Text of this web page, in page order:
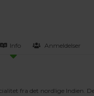
Info Anmeldelser
fra det nordlige Indien.